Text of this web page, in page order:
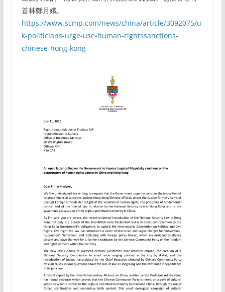
⾸林鄭⽉娥。
https://www.scmp.com/news/china/article/3092075/u
k-politicians-urge-use-human-rightssanctions-
chinese-hong-kong